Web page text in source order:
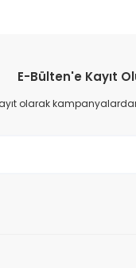
E-Bülten'e Kayıt
olarak